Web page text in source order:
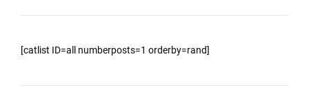
[catlist ID=all numberposts=1 orderby=rand]